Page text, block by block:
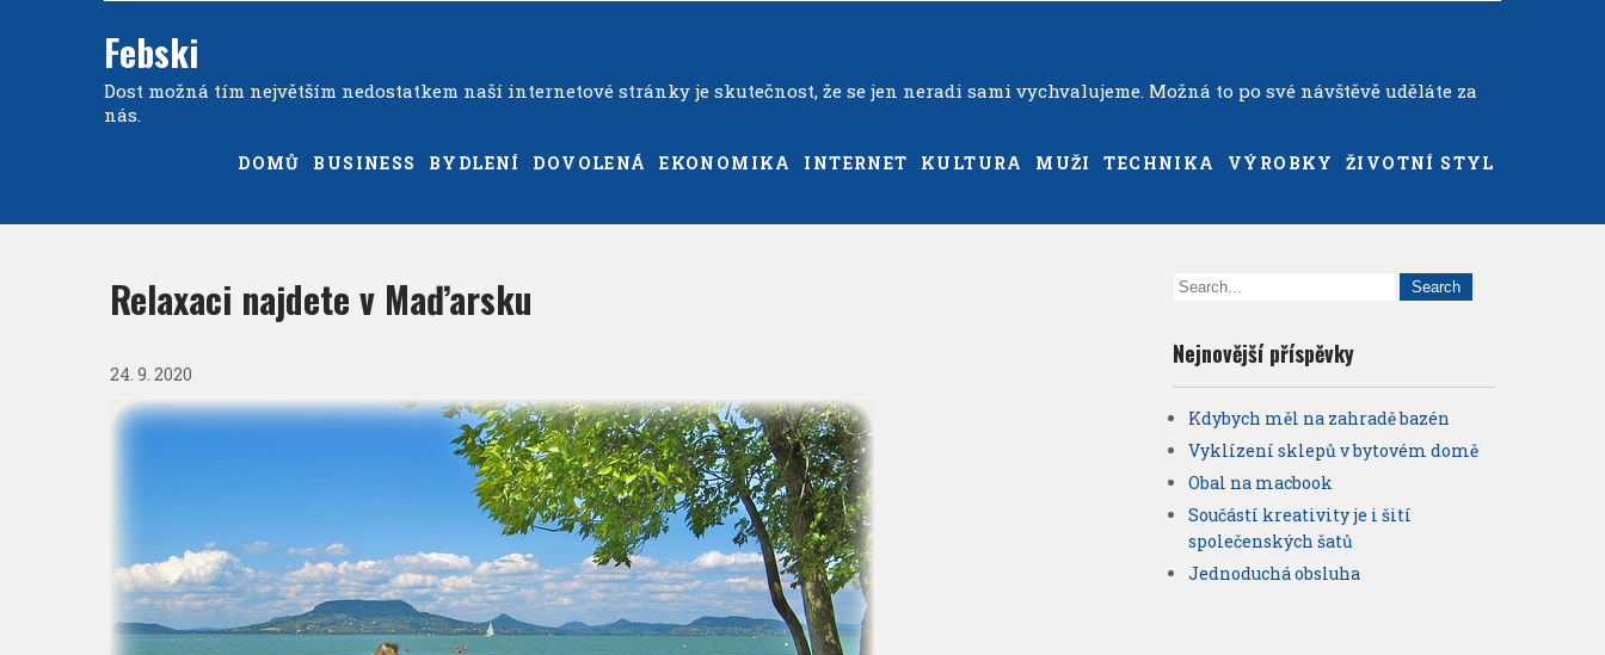
Febski
Dost možná tím největším nedostatkem naší internetové stránky je skutečnost, že se jen neradi sami vychvalujeme. Možná to po své návštěvě uděláte za
nás.
DOMŮ BUSINESS BYDLENÍ DOVOLENÁ EKONOMIKA INTERNET KULTURA MUŽI TECHNIKA VÝROBKY ŽIVOTNÍ STYL
Relaxaci najdete v Maďarsku
24. 9. 2020
Nejnovější příspěvky
Kdybych měl na zahradě bazén
Vyklízení sklepů v bytovém domě
Obal na macbook
Součástí kreativity je i šití
společenských šatů
Jednoduchá obsluha